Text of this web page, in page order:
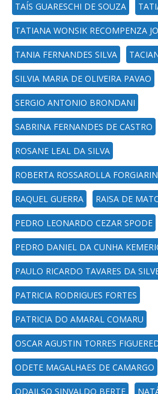
TAÍS GUARESCHI DE SOUZA
TATIANA WONSIK RECOMPENZA
TANIA FERNANDES SILVA
SILVIA MARIA DE OLIVEIRA PAVAO
SERGIO ANTONIO BRONDANI
SABRINA FERNANDES DE CASTRO
ROSANE LEAL DA SILVA
ROBERTA ROSSAROLLA
RAQUEL GUERRA RAISA DE
PEDRO LEONARDO CEZAR SPODE
PEDRO DANIEL DA CUNHA
PAULO RICARDO TAVARES DA
PATRICIA RODRIGUES FORTES
PATRICIA DO AMARAL COMARU
OSCAR AGUSTIN TORRES
ODETE MAGALHAES DE CAMARGO
ODAILSO SINVALDO BERTE